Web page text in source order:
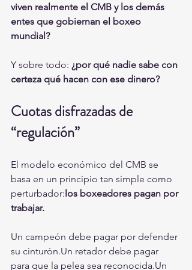
viven realmente el CMB y los demás
entes que gobiernan el boxeo
mundial?
Y sobre todo: ¿por qué nadie sabe con
certeza qué hacen con ese dinero?
Cuotas disfrazadas de
“regulación”
El modelo económico del CMB se
basa en un principio tan simple como
perturbador:los boxeadores pagan por
trabajar.
Un campeón debe pagar por defender
su cinturón.Un retador debe pagar
para que la pelea sea reconocida.Un